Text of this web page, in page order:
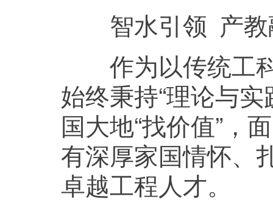
智水引领 产教
作为以传统工科
始终秉持“理论与
国大地“找价值”，
有深厚家国情怀、
卓越工程人才。